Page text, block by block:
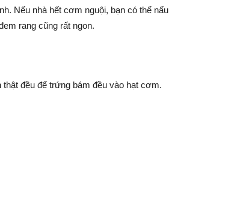
Nếu nhà hết cơm nguội, bạn có thể nấu
rang cũng rất ngon.
đều để trứng bám đều vào hạt cơm.